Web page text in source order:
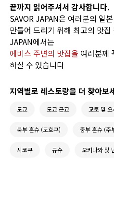
끝까지 읽어주셔서 감사합니다.
SAVOR JAPAN은 여러분의 일
만들어 드리기 위해 최고의 맛
JAPAN에서는
에비스 주변의 맛집을 여러분께
하실 수 있습니다
지역별로 레스토랑을 더 찾아보
도쿄 도쿄 근교 교토 및
북부 혼슈 (도호쿠) 중부 혼슈 (주
시코쿠 규슈 오키나와 및